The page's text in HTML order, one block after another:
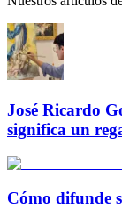
José Ricardo
significa un
Cómo difunde